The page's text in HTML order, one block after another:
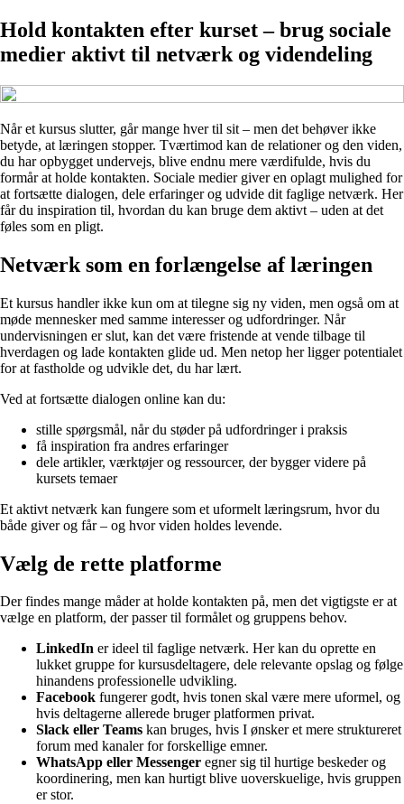
Hold kontakten efter kurset – brug sociale
medier aktivt til netværk og videndeling
Når et kursus slutter, går mange hver til sit – men det behøver ikke
betyde, at læringen stopper. Tværtimod kan de relationer og den viden,
du har opbygget undervejs, blive endnu mere værdifulde, hvis du
formår at holde kontakten. Sociale medier giver en oplagt mulighed for
at fortsætte dialogen, dele erfaringer og udvide dit faglige netværk. Her
får du inspiration til, hvordan du kan bruge dem aktivt – uden at det
føles som en pligt.
Netværk som en forlængelse af læringen
Et kursus handler ikke kun om at tilegne sig ny viden, men også om at
møde mennesker med samme interesser og udfordringer. Når
undervisningen er slut, kan det være fristende at vende tilbage til
hverdagen og lade kontakten glide ud. Men netop her ligger potentialet
for at fastholde og udvikle det, du har lært.
Ved at fortsætte dialogen online kan du:
stille spørgsmål, når du støder på udfordringer i praksis
få inspiration fra andres erfaringer
dele artikler, værktøjer og ressourcer, der bygger videre på
kursets temaer
Et aktivt netværk kan fungere som et uformelt læringsrum, hvor du
både giver og får – og hvor viden holdes levende.
Vælg de rette platforme
Der findes mange måder at holde kontakten på, men det vigtigste er at
vælge en platform, der passer til formålet og gruppens behov.
LinkedIn er ideel til faglige netværk. Her kan du oprette en
lukket gruppe for kursusdeltagere, dele relevante opslag og følge
hinandens professionelle udvikling.
Facebook fungerer godt, hvis tonen skal være mere uformel, og
hvis deltagerne allerede bruger platformen privat.
Slack eller Teams kan bruges, hvis I ønsker et mere struktureret
forum med kanaler for forskellige emner.
WhatsApp eller Messenger egner sig til hurtige beskeder og
koordinering, men kan hurtigt blive uoverskuelige, hvis gruppen
er stor.